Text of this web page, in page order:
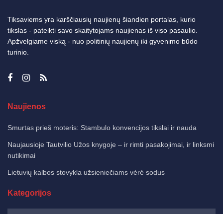
Tiksaviems yra karščiausių naujienų šiandien portalas, kurio
tikslas - pateikti savo skaitytojams naujienas iš viso pasaulio.
Apžvelgiame viską - nuo politinių naujienų iki gyvenimo būdo
turinio.
Naujienos
Smurtas prieš moteris: Stambulo konvencijos tikslai ir nauda
Naujausioje Tautvilio Užos knygoje – ir rimti pasakojimai, ir linksmi
nutikimai
Lietuvių kalbos stovykla užsieniečiams vėrė sodus
Kategorijos